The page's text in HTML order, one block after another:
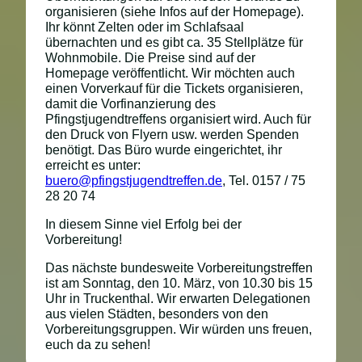
organisieren (siehe Infos auf der Homepage).
Ihr könnt Zelten oder im Schlafsaal
übernachten und es gibt ca. 35 Stellplätze für
Wohnmobile. Die Preise sind auf der
Homepage veröffentlicht. Wir möchten auch
einen Vorverkauf für die Tickets organisieren,
damit die Vorfinanzierung des
Pfingstjugendtreffens organisiert wird. Auch für
den Druck von Flyern usw. werden Spenden
benötigt. Das Büro wurde eingerichtet, ihr
erreicht es unter:
buero@pfingstjugendtreffen.de, Tel. 0157 / 75
28 20 74
In diesem Sinne viel Erfolg bei der
Vorbereitung!
Das nächste bundesweite Vorbereitungstreffen
ist am Sonntag, den 10. März, von 10.30 bis 15
Uhr in Truckenthal. Wir erwarten Delegationen
aus vielen Städten, besonders von den
Vorbereitungsgruppen. Wir würden uns freuen,
euch da zu sehen!